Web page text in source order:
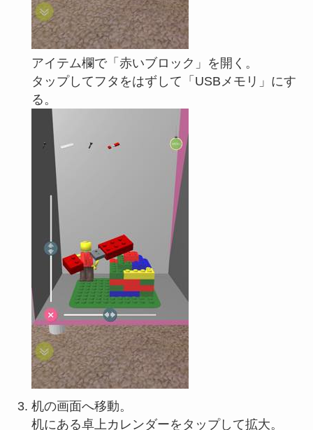
アイテム欄で「赤いブロック」を開く。
タップしてフタをはずして「USBメモリ」にす
る。
机の画面へ移動。
机にある卓上カレンダーをタップして拡大。